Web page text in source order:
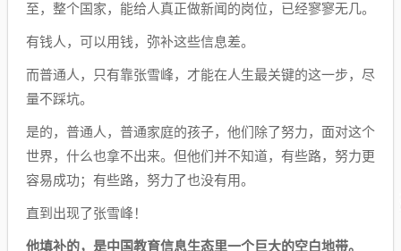
至，整个国家，能给人真正做新闻的岗位，已经寥寥无几。
有钱人，可以用钱，弥补这些信息差。
而普通人，只有靠张雪峰，才能在人生最关键的这一步，尽
量不踩坑。
是的，普通人，普通家庭的孩子，他们除了努力，面对这个
世界，什么也拿不出来。但他们并不知道，有些路，努力更
容易成功；有些路，努力了也没有用。
直到出现了张雪峰！
他填补的，是中国教育信息生态里一个巨大的空白地带。